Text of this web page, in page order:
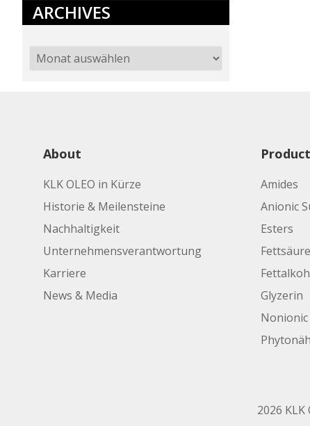
ARCHIVES
About
KLK OLEO in Kürze
Historie & Meilensteine
Nachhaltigkeit
Unternehmensverantwortung
Karriere
News & Media
Amides
Anionic
Esters
Glyzerin
2026